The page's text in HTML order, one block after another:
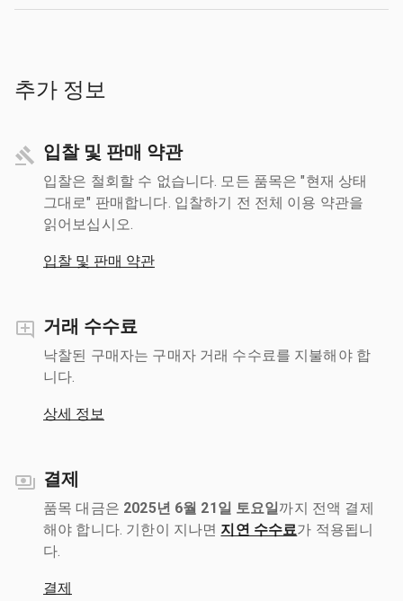
추가 정보
입찰 및 판매 약관
입찰은 철회할 수 없습니다. 모든 품목은 "현재 상태
그대로" 판매합니다. 입찰하기 전 전체 이용 약관을
읽어보십시오.
입찰 및 판매 약관
거래 수수료
낙찰된 구매자는 구매자 거래 수수료를 지불해야 합
니다.
상세 정보
결제
품목 대금은 2025년 6월 21일 토요일까지 전액 결제
해야 합니다. 기한이 지나면 지연 수수료가 적용됩니
다.
결제